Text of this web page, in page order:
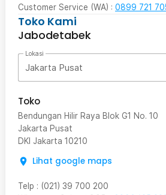
Customer Service (WA) : 0899 721
Toko Kami
Jabodetabek
Lokasi
Jakarta Pusat
Toko
Bendungan Hilir Raya Blok G1 No. 10
Jakarta Pusat
DKI Jakarta 10210
Lihat google maps
Telp : (021) 39 700 200